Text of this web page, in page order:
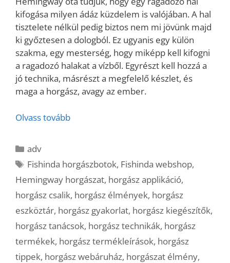
kifogása milyen ádáz küzdelem is valójában. A hal
tisztelete nélkül pedig biztos nem mi jövünk majd
ki győztesen a dologból. Ez ugyanis egy külön
szakma, egy mesterség, hogy miképp kell kifogni
a ragadozó halakat a vízből. Egyrészt kell hozzá a
jó technika, másrészt a megfelelő készlet, és
maga a horgász, avagy az ember.
Olvass tovább
Kategória
adv
Címkék
Fishinda horgászbotok, Fishinda webshop,
Hemingway horgászat, horgász applikáció,
horgász csalik, horgász élmények, horgász
eszköztár, horgász gyakorlat, horgász kiegészítők,
horgász tanácsok, horgász technikák, horgász
termékek, horgász termékleírások, horgász
tippek, horgász webáruház, horgászat élmény,